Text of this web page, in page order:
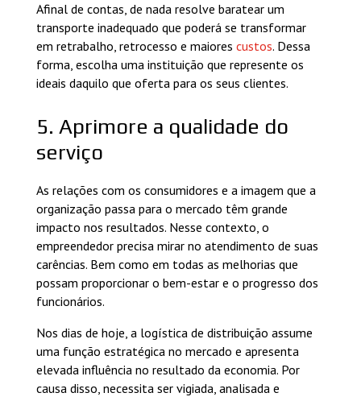
Afinal de contas, de nada resolve baratear um
transporte inadequado que poderá se transformar
em retrabalho, retrocesso e maiores custos. Dessa
forma, escolha uma instituição que represente os
ideais daquilo que oferta para os seus clientes.
5. Aprimore a qualidade do
serviço
As relações com os consumidores e a imagem que a
organização passa para o mercado têm grande
impacto nos resultados. Nesse contexto, o
empreendedor precisa mirar no atendimento de suas
carências. Bem como em todas as melhorias que
possam proporcionar o bem-estar e o progresso dos
funcionários.
Nos dias de hoje, a logística de distribuição assume
uma função estratégica no mercado e apresenta
elevada influência no resultado da economia. Por
causa disso, necessita ser vigiada, analisada e